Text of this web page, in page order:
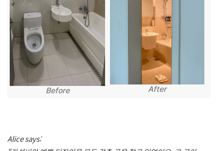
Before After
Alice says: